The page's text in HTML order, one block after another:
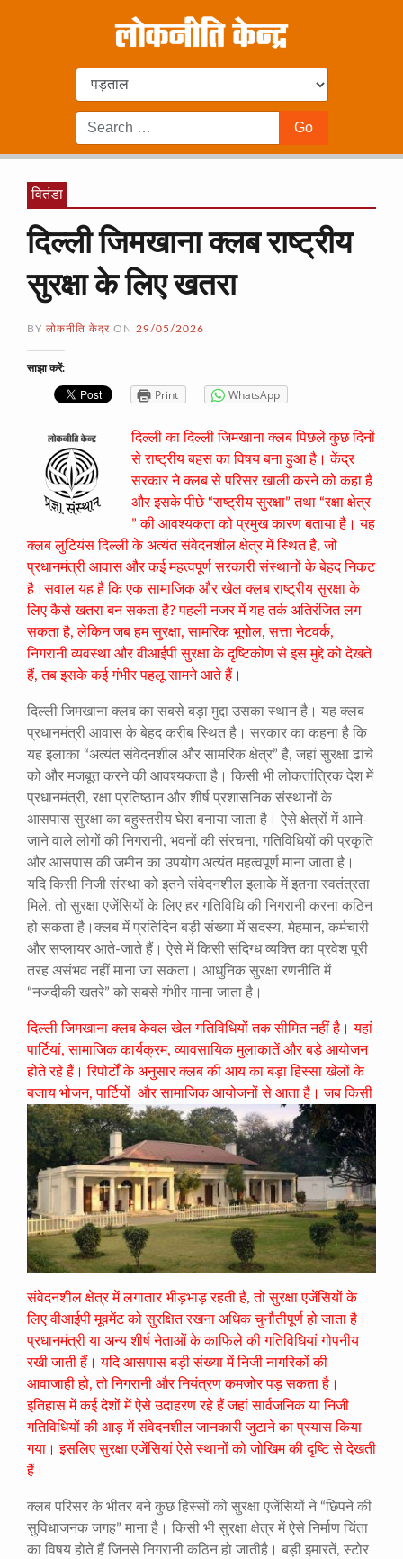
वितंडा
दिल्ली जिमखाना क्लब राष्ट्रीय
सुरक्षा के लिए खतरा
BY लोकनीति केंद्र ON 29/05/2026
साझा करें:
Print WhatsApp
दिल्ली का दिल्ली जिमखाना क्लब पिछले कुछ दिनों
से राष्ट्रीय बहस का विषय बना हुआ है। केंद्र
सरकार ने क्लब से परिसर खाली करने को कहा है
और इसके पीछे “राष्ट्रीय सुरक्षा” तथा “रक्षा क्षेत्र
” की आवश्यकता को प्रमुख कारण बताया है। यह
क्लब लुटियंस दिल्ली के अत्यंत संवेदनशील क्षेत्र में स्थित है, जो
प्रधानमंत्री आवास और कई महत्वपूर्ण सरकारी संस्थानों के बेहद निकट
है।सवाल यह है कि एक सामाजिक और खेल क्लब राष्ट्रीय सुरक्षा के
लिए कैसे खतरा बन सकता है? पहली नजर में यह तर्क अतिरंजित लग
सकता है, लेकिन जब हम सुरक्षा, सामरिक भूगोल, सत्ता नेटवर्क,
निगरानी व्यवस्था और वीआईपी सुरक्षा के दृष्टिकोण से इस मुद्दे को देखते
हैं, तब इसके कई गंभीर पहलू सामने आते हैं।
दिल्ली जिमखाना क्लब का सबसे बड़ा मुद्दा उसका स्थान है। यह क्लब
प्रधानमंत्री आवास के बेहद करीब स्थित है। सरकार का कहना है कि
यह इलाका “अत्यंत संवेदनशील और सामरिक क्षेत्र” है, जहां सुरक्षा ढांचे
को और मजबूत करने की आवश्यकता है। किसी भी लोकतांत्रिक देश में
प्रधानमंत्री, रक्षा प्रतिष्ठान और शीर्ष प्रशासनिक संस्थानों के
आसपास सुरक्षा का बहुस्तरीय घेरा बनाया जाता है। ऐसे क्षेत्रों में आने-
जाने वाले लोगों की निगरानी, भवनों की संरचना, गतिविधियों की प्रकृति
और आसपास की जमीन का उपयोग अत्यंत महत्वपूर्ण माना जाता है।
यदि किसी निजी संस्था को इतने संवेदनशील इलाके में इतना स्वतंत्रता
मिले, तो सुरक्षा एजेंसियों के लिए हर गतिविधि की निगरानी करना कठिन
हो सकता है।क्लब में प्रतिदिन बड़ी संख्या में सदस्य, मेहमान, कर्मचारी
और सप्लायर आते-जाते हैं। ऐसे में किसी संदिग्ध व्यक्ति का प्रवेश पूरी
तरह असंभव नहीं माना जा सकता। आधुनिक सुरक्षा रणनीति में
“नजदीकी खतरे” को सबसे गंभीर माना जाता है।
दिल्ली जिमखाना क्लब केवल खेल गतिविधियों तक सीमित नहीं है। यहां
पार्टियां, सामाजिक कार्यक्रम, व्यावसायिक मुलाकातें और बड़े आयोजन
होते रहे हैं। रिपोर्टों के अनुसार क्लब की आय का बड़ा हिस्सा खेलों के
बजाय भोजन, पार्टियों और सामाजिक आयोजनों से आता है। जब किसी
संवेदनशील क्षेत्र में लगातार भीड़भाड़ रहती है, तो सुरक्षा एजेंसियों के
लिए वीआईपी मूवमेंट को सुरक्षित रखना अधिक चुनौतीपूर्ण हो जाता है।
प्रधानमंत्री या अन्य शीर्ष नेताओं के काफिले की गतिविधियां गोपनीय
रखी जाती हैं। यदि आसपास बड़ी संख्या में निजी नागरिकों की
आवाजाही हो, तो निगरानी और नियंत्रण कमजोर पड़ सकता है।
इतिहास में कई देशों में ऐसे उदाहरण रहे हैं जहां सार्वजनिक या निजी
गतिविधियों की आड़ में संवेदनशील जानकारी जुटाने का प्रयास किया
गया। इसलिए सुरक्षा एजेंसियां ऐसे स्थानों को जोखिम की दृष्टि से देखती
हैं।
क्लब परिसर के भीतर बने कुछ हिस्सों को सुरक्षा एजेंसियों ने “छिपने की
सुविधाजनक जगह” माना है। किसी भी सुरक्षा क्षेत्र में ऐसे निर्माण चिंता
का विषय होते हैं जिनसे निगरानी कठिन हो जातीहै। बड़ी इमारतें, स्टोर